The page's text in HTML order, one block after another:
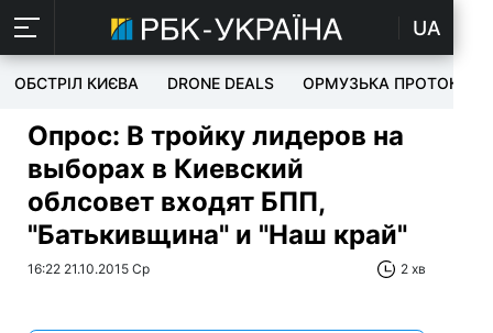
UA
ОБСТРІЛ КИЄВА DRONE DEALS ОРМУЗЬКА ПРОТОКА
Опрос: В тройку лидеров на
выборах в Киевский
облсовет входят БПП,
"Батькивщина" и "Наш край"
16:22 21.10.2015 Ср 2 хв